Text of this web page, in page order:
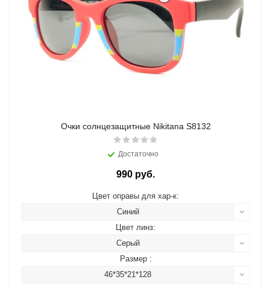
Очки солнцезащитные Nikitana S8132
Достаточно
990 руб.
Цвет оправы для хар-к:
Синий
Цвет линз:
Серый
Размер :
46*35*21*128